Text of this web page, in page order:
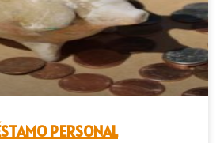
PERSONAL